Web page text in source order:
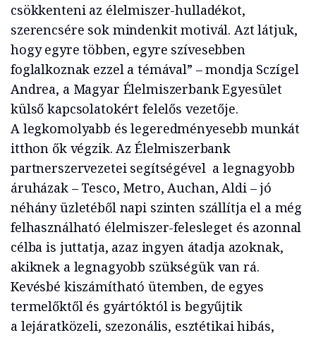
csökkenteni az élelmiszer-hulladékot,
szerencsére sok mindenkit motivál. Azt látjuk,
hogy egyre többen, egyre szívesebben
foglalkoznak ezzel a témával” – mondja Sczígel
Andrea, a Magyar Élelmiszerbank Egyesület
külső kapcsolatokért felelős vezetője.
A legkomolyabb és legeredményesebb munkát
itthon ők végzik. Az Élelmiszerbank
partnerszervezetei segítségével a legnagyobb
áruházak – Tesco, Metro, Auchan, Aldi – jó
néhány üzletéből napi szinten szállítja el a még
felhasználható élelmiszer-felesleget és azonnal
célba is juttatja, azaz ingyen átadja azoknak,
akiknek a legnagyobb szükségük van rá.
Kevésbé kiszámítható ütemben, de egyes
termelőktől és gyártóktól is begyűjtik
a lejáratközeli, szezonális, esztétikai hibás,